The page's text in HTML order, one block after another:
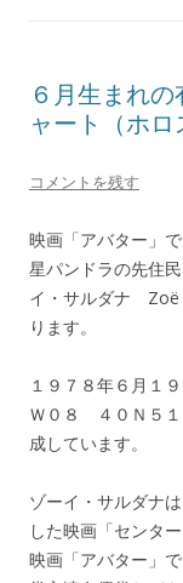
６月生まれ
ャート（ホロ
コメントを残す
映画「アバター」
星パンドラの先住
イ・サルダナ Zoë
ります。
１９７８年６月
Ｗ０８ ４０Ｎ５
成しています。
ゾーイ・サルダナ
した映画「センタ
映画「アバター」